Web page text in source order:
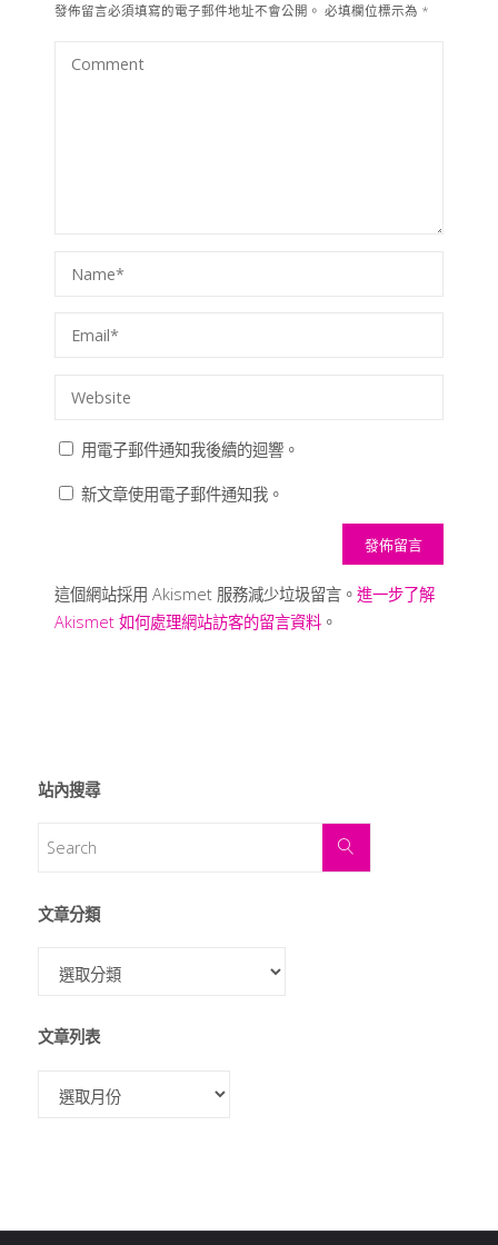
發佈留言必須填寫的電子郵件地址不會公開。 必填欄位標示為 *
用電子郵件通知我後續的迴響。
新文章使用電子郵件通知我。
這個網站採用 Akismet 服務減少垃圾留言。 進一步了解
Akismet 如何處理網站訪客的留言資料。
站內搜尋
文章分類
文章列表